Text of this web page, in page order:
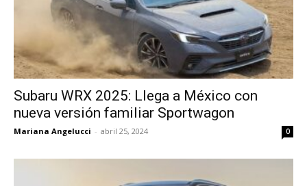
Subaru WRX 2025: Llega a México con
nueva versión familiar Sportwagon
Mariana Angelucci - abril 25, 2024 0